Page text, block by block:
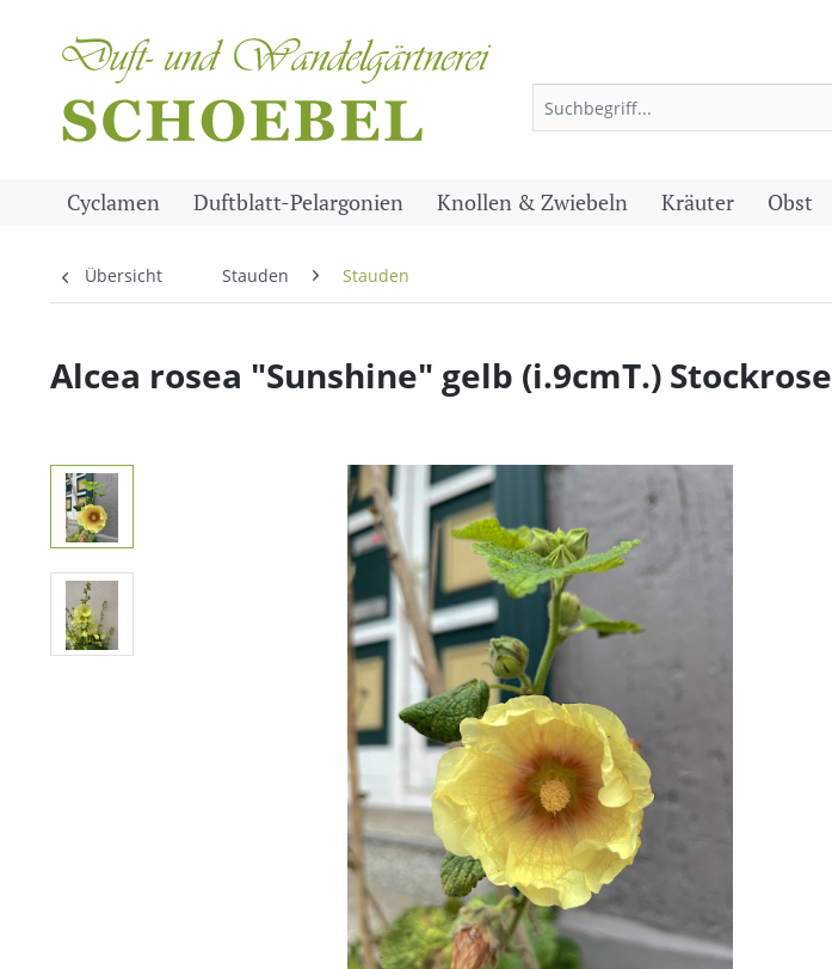
Cyclamen Duftblatt-Pelargonien Knollen & Zwiebeln Kräuter Obst
Übersicht Stauden Stauden
Alcea rosea "Sunshine" gelb (i.9cmT.) Stockrose